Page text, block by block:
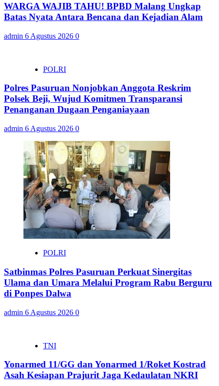
WARGA WAJIB TAHU! BPBD Malang Ungkap
Batas Nyata Antara Bencana dan Kejadian Alam
admin 6 Agustus 2026 0
POLRI
Polres Pasuruan Nonjobkan Anggota Reskrim
Polsek Beji, Wujud Komitmen Transparansi
Penanganan Dugaan Penganiayaan
admin 6 Agustus 2026 0
POLRI
Satbinmas Polres Pasuruan Perkuat Sinergitas
Ulama dan Umara Melalui Program Rabu Berguru
di Ponpes Dalwa
admin 6 Agustus 2026 0
TNI
Yonarmed 11/GG dan Yonarmed 1/Roket Kostrad
Asah Kesiapan Prajurit Jaga Kedaulatan NKRI